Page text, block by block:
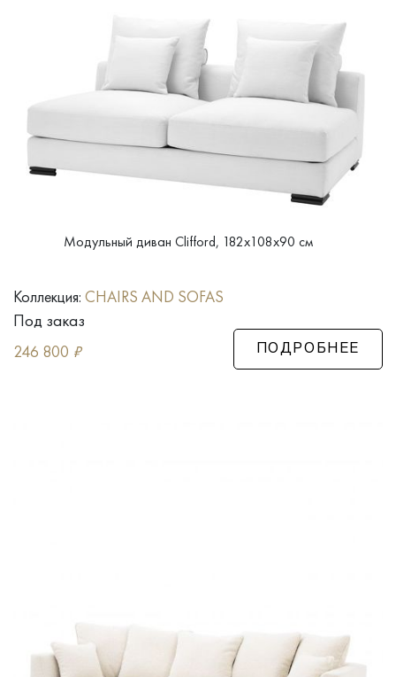
Модульный диван Clifford, 182x108x90 см
Коллекция: CHAIRS AND SOFAS
Под заказ
246 800 ₽ ПОДРОБНЕЕ